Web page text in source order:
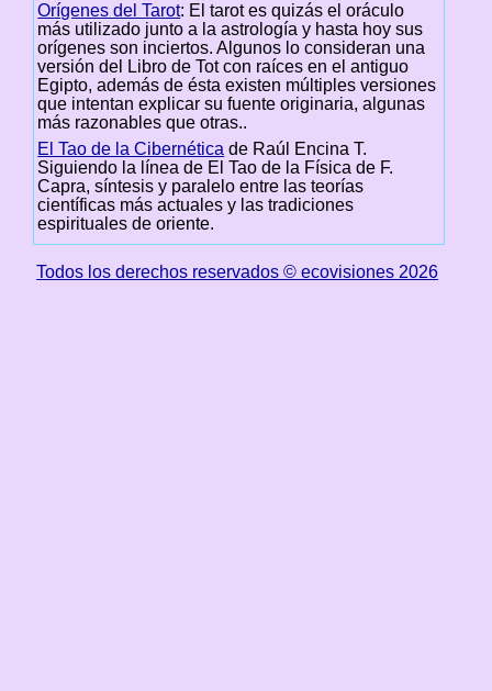
Orígenes del Tarot: El tarot es quizás el oráculo
más utilizado junto a la astrología y hasta hoy sus
orígenes son inciertos. Algunos lo consideran una
versión del Libro de Tot con raíces en el antiguo
Egipto, además de ésta existen múltiples versiones
que intentan explicar su fuente originaria, algunas
más razonables que otras..
El Tao de la Cibernética de Raúl Encina T.
Siguiendo la línea de El Tao de la Física de F.
Capra, síntesis y paralelo entre las teorías
científicas más actuales y las tradiciones
espirituales de oriente.
Todos los derechos reservados © ecovisiones 2026